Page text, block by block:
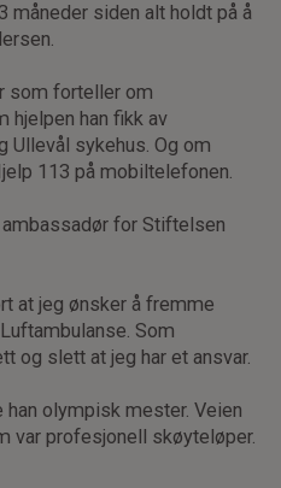
måneder siden alt holdt på å
som forteller om
hjelpen han fikk av
Ullevål sykehus. Og om
113 på mobiltelefonen.
for Stiftelsen
at jeg ønsker å fremme
Som
og slett at jeg har et ansvar.
han olympisk mester. Veien
var profesjonell skøyteløper.